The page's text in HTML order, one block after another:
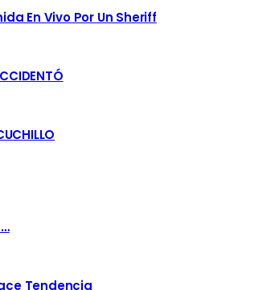
En Vivo Por Un Sheriff
Tendencia